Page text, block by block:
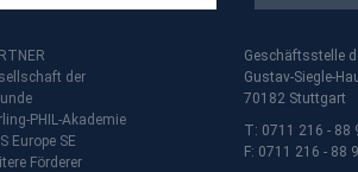
der
PHIL-Akademie
Europe SE
Förderer
Geschäftsstelle
Gustav-Siegle-
70182 Stuttgart
T: 0711 216 - 88
F: 0711 216 - 88